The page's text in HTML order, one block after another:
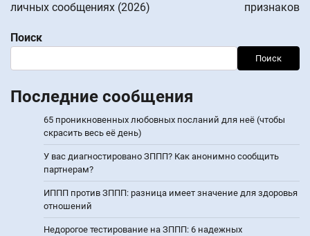
личных сообщениях (2026) признаков
Поиск
Поиск
Последние сообщения
65 проникновенных любовных посланий для неё (чтобы
скрасить весь её день)
У вас диагностировано ЗППП? Как анонимно сообщить
партнерам?
ИППП против ЗППП: разница имеет значение для здоровья
отношений
Недорогое тестирование на ЗППП: 6 надежных